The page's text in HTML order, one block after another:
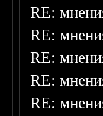
RE:
RE:
RE:
RE:
RE: